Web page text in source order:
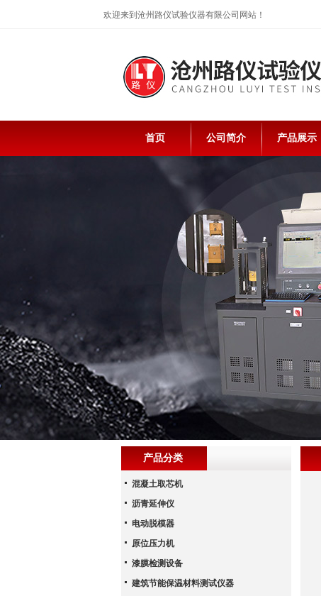
欢迎来到沧州路仪试验仪器有限公司网站！
首页 公司简介 产品展示
产品分类
混凝土取芯机
沥青延伸仪
电动脱模器
原位压力机
漆膜检测设备
建筑节能保温材料测试仪器